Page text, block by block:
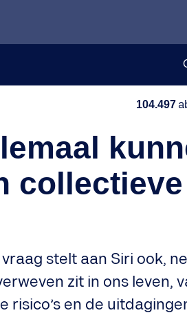
104.497
collectieve
stelt aan Siri ook,
zit in ons leven,
en de